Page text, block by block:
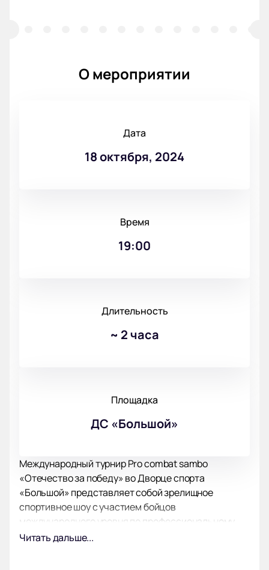
О мероприятии
Дата
18 октября, 2024
Время
19:00
Длительность
~ 2 часа
Площадка
ДС «Большой»
Международный турнир Pro combat sambo
«Отечество за победу» во Дворце спорта
«Большой» представляет собой зрелищное
спортивное шоу с участием бойцов
международного уровня по профессиональному
боевому самбо. В ходе бойцовского вечера
Читать дальше...